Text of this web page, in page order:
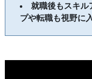
就職後もスキル
プや転職も視野に